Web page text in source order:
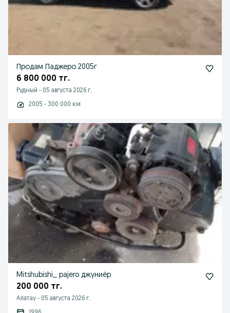
Продам Паджеро 2005г
6 800 000 тг.
Рудный - 05 августа 2026 г.
2005 - 300 000 км
Mitshubishi_ pajero джуниёр
200 000 тг.
Алатау - 05 августа 2026 г.